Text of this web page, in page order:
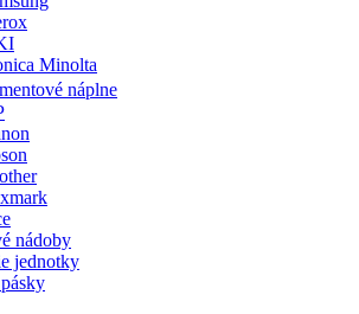
Minolta
náplne
nádoby
jednotky